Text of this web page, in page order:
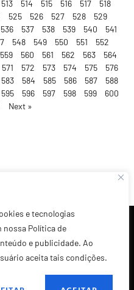
e tecnologias
nossa Política de
e publicidade. Ao
aceita tais condições.
513 514 515 516 517
518
525 526 527 528
529
536 537 538 539 540
541
548 549 550 551
552
559 560 561 562 563
564
571 572 573 574 575
576
583 584 585 586 587
588
595 596 597 598 599
600
Next »